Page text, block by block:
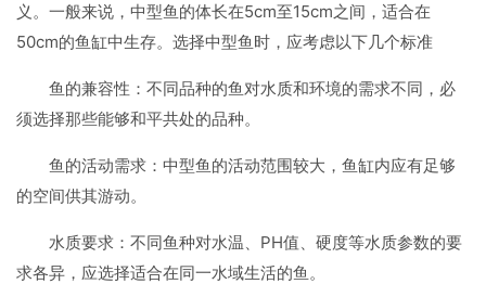
义。一般来说，中型鱼的体长在5cm至15cm之间，适合在
50cm的鱼缸中生存。选择中型鱼时，应考虑以下几个标准
鱼的兼容性：不同品种的鱼对水质和环境的需求不同，必
须选择那些能够和平共处的品种。
鱼的活动需求：中型鱼的活动范围较大，鱼缸内应有足够
的空间供其游动。
水质要求：不同鱼种对水温、PH值、硬度等水质参数的要
求各异，应选择适合在同一水域生活的鱼。